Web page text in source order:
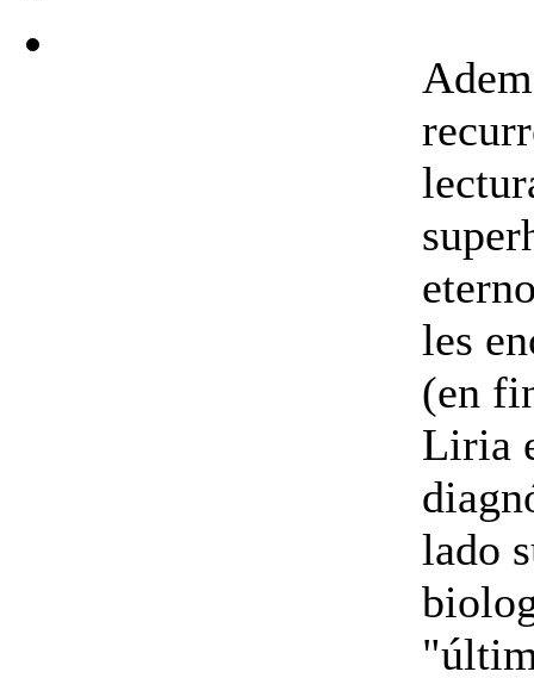
les
(en
Liria
lado